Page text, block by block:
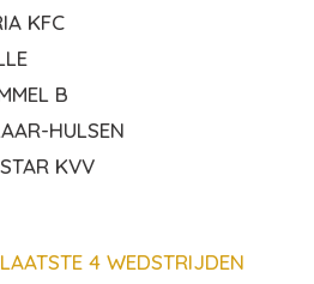
KFC
B
HULSEN
KVV
4 WEDSTRIJDEN